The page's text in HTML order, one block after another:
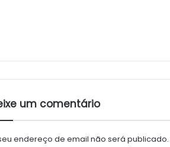
um comentário
endereço de email não será publicado.